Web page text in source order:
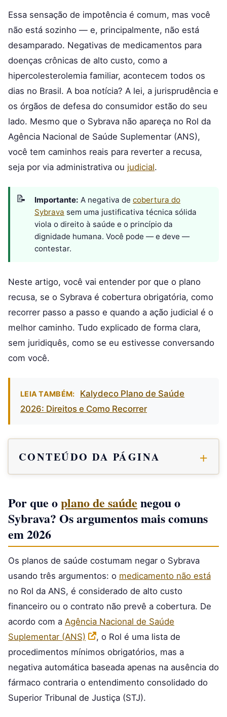
Essa sensação de impotência é comum, mas você
não está sozinho — e, principalmente, não está
desamparado. Negativas de medicamentos para
doenças crônicas de alto custo, como a
hipercolesterolemia familiar, acontecem todos os
dias no Brasil. A boa notícia? A lei, a jurisprudência e
os órgãos de defesa do consumidor estão do seu
lado. Mesmo que o Sybrava não apareça no Rol da
Agência Nacional de Saúde Suplementar (ANS),
você tem caminhos reais para reverter a recusa,
seja por via administrativa ou judicial.
Importante: A negativa de cobertura do
Sybrava sem uma justificativa técnica sólida
viola o direito à saúde e o princípio da
dignidade humana. Você pode — e deve —
contestar.
Neste artigo, você vai entender por que o plano
recusa, se o Sybrava é cobertura obrigatória, como
recorrer passo a passo e quando a ação judicial é o
melhor caminho. Tudo explicado de forma clara,
sem juridiquês, como se eu estivesse conversando
com você.
LEIA TAMBÉM:
Kalydeco Plano de Saúde
2026: Direitos e Como Recorrer
CONTEÚDO DA PÁGINA
Por que oplano de saúde negou o
Sybrava? Os argumentos mais comuns
em 2026
Os planos de saúde costumam negar o Sybrava
usando três argumentos: o medicamento não está
no Rol da ANS, é considerado de alto custo
financeiro ou o contrato não prevê a cobertura. De
acordo com a Agência Nacional de Saúde
Suplementar (ANS)
, o Rol é uma lista de
procedimentos mínimos obrigatórios, mas a
negativa automática baseada apenas na ausência do
fármaco contraria o entendimento consolidado do
Superior Tribunal de Justiça (STJ).